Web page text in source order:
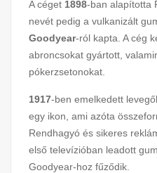
A céget 1898-ban alapította
nevét pedig a vulkanizált
Goodyear-ról kapta. A cég
abroncsokat gyártott,
pókerzsetonokat.
1917-ben emelkedett
egy ikon, ami azóta
Rendhagyó és sikeres
első televízióban leadott
Goodyear-hoz fűződik.